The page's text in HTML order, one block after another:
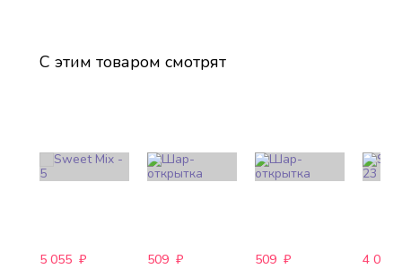
С этим товаром смотрят
5 055 ₽
509 ₽
509 ₽
4 088